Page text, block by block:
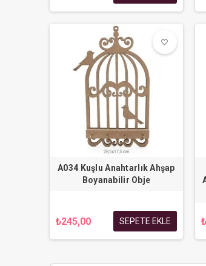
favorite_border
favorite_border
A034 Kuşlu Anahtarlık Ahşap
Boyanabilir Obje
₺245,00 SEPETE EKLE